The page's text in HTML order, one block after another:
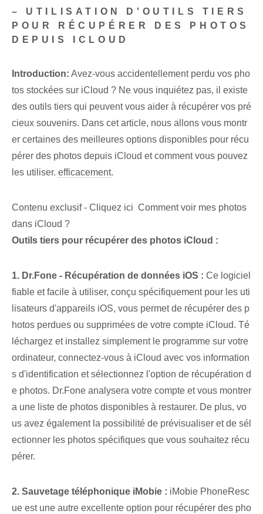
– UTILISATION D'OUTILS TIERS
POUR RÉCUPÉRER DES PHOTOS
DEPUIS ICLOUD
Introduction: Avez-vous accidentellement perdu vos pho
tos stockées sur iCloud ? Ne vous inquiétez pas, il existe
des outils tiers qui peuvent vous aider à récupérer vos pré
cieux souvenirs. Dans cet article, nous allons vous montr
er certaines des meilleures options disponibles pour récu
pérer des photos depuis iCloud et comment vous pouvez
les utiliser. efficacement.
Contenu exclusif - Cliquez ici Comment voir mes photos
dans iCloud ?
Outils tiers pour récupérer des photos iCloud :
1. Dr.Fone ⁢- Récupération de données iOS : Ce logiciel
fiable et facile à utiliser, conçu spécifiquement pour les uti
lisateurs d'appareils iOS, vous permet de récupérer des p
hotos perdues ou supprimées de votre compte iCloud. Té
léchargez et installez simplement le programme sur votre
ordinateur, connectez-vous à iCloud avec vos information
s d'identification et sélectionnez l'option de récupération d
e photos. Dr.Fone analysera votre compte et vous montrer
a une liste de photos disponibles à restaurer. De plus, vo
us avez également la possibilité de prévisualiser et de sél
ectionner les photos spécifiques que vous souhaitez récu
pérer.
2. Sauvetage téléphonique iMobie : iMobie PhoneResc
ue est une autre excellente option pour récupérer des pho